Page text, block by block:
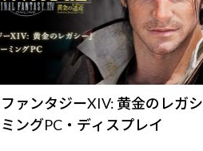
ファンタジーXIV: 黄金のレガシ
ングPC・ディスプレイ